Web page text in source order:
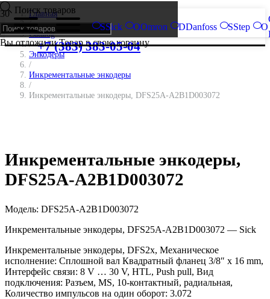
SSick OOmron DDanfoss SStep O
Поиск товаров
+7 (383) 383-05-04
Вы отложилиТоварв свою корзину.
Главная
/
Catalog
/
Энкодеры
/
Инкрементальные энкодеры
/
Инкрементальные энкодеры, DFS25A-A2B1D003072
Инкрементальные энкодеры,
DFS25A-A2B1D003072
Модель: DFS25A-A2B1D003072
Инкрементальные энкодеры, DFS25A-A2B1D003072 — Sick
Инкрементальные энкодеры, DFS2x, Механическое
исполнение: Сплошной вал Квадратный фланец 3/8″ x 16 mm,
Интерфейс связи: 8 V … 30 V, HTL, Push pull, Вид
подключения: Разъем, MS, 10-контактный, радиальная,
Количество импульсов на один оборот: 3.072